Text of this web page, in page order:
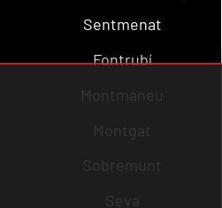
Sentmenat
Fontrubí
Montmaneu
Montgat
Sobremunt
Seva